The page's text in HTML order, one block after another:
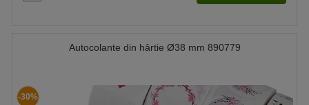
Autocolante din hârtie Ø38 mm 890779
-30%